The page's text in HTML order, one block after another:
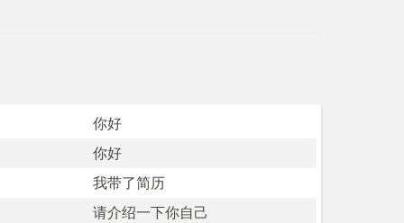
你好
你好
我带了简历
请介绍一下你自己